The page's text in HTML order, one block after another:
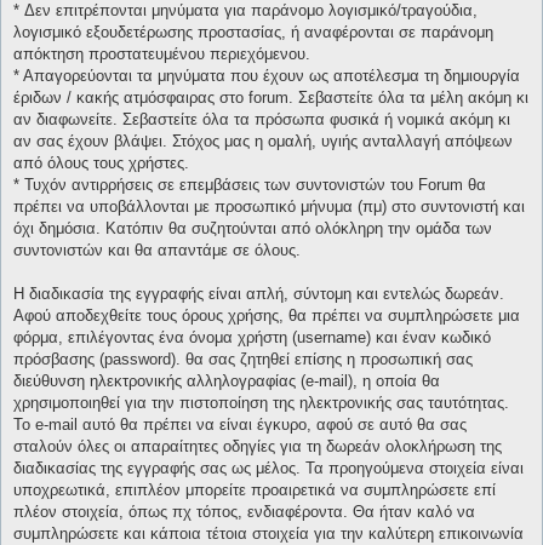
* Δεν επιτρέπονται μηνύματα για παράνομο λογισμικό/τραγούδια,
λογισμικό εξουδετέρωσης προστασίας, ή αναφέρονται σε παράνομη
απόκτηση προστατευμένου περιεχόμενου.
* Απαγορεύονται τα μηνύματα που έχουν ως αποτέλεσμα τη δημιουργία
έριδων / κακής ατμόσφαιρας στο forum. Σεβαστείτε όλα τα μέλη ακόμη κι
αν διαφωνείτε. Σεβαστείτε όλα τα πρόσωπα φυσικά ή νομικά ακόμη κι
αν σας έχουν βλάψει. Στόχος μας η ομαλή, υγιής ανταλλαγή απόψεων
από όλους τους χρήστες.
* Τυχόν αντιρρήσεις σε επεμβάσεις των συντονιστών του Forum θα
πρέπει να υποβάλλονται με προσωπικό μήνυμα (πμ) στο συντονιστή και
όχι δημόσια. Κατόπιν θα συζητούνται από ολόκληρη την ομάδα των
συντονιστών και θα απαντάμε σε όλους.
Η διαδικασία της εγγραφής είναι απλή, σύντομη και εντελώς δωρεάν.
Αφού αποδεχθείτε τους όρους χρήσης, θα πρέπει να συμπληρώσετε μια
φόρμα, επιλέγοντας ένα όνομα χρήστη (username) και έναν κωδικό
πρόσβασης (password). θα σας ζητηθεί επίσης η προσωπική σας
διεύθυνση ηλεκτρονικής αλληλογραφίας (e-mail), η οποία θα
χρησιμοποιηθεί για την πιστοποίηση της ηλεκτρονικής σας ταυτότητας.
Το e-mail αυτό θα πρέπει να είναι έγκυρο, αφού σε αυτό θα σας
σταλούν όλες οι απαραίτητες οδηγίες για τη δωρεάν ολοκλήρωση της
διαδικασίας της εγγραφής σας ως μέλος. Τα προηγούμενα στοιχεία είναι
υποχρεωτικά, επιπλέον μπορείτε προαιρετικά να συμπληρώσετε επί
πλέον στοιχεία, όπως πχ τόπος, ενδιαφέροντα. Θα ήταν καλό να
συμπληρώσετε και κάποια τέτοια στοιχεία για την καλύτερη επικοινωνία